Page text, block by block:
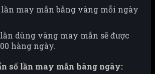
lần may mắn bằng vàng mỗi ngày
dùng vàng may mắn sẽ được
hàng ngày.
số lần may mắn hàng ngày: